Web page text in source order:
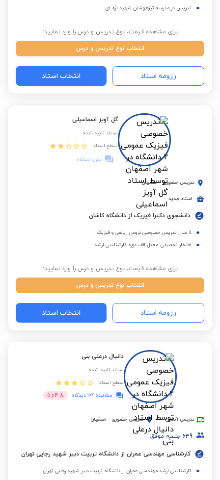
تدریس در مدرسه تیزهوشان شهید اژه ای
برای مشاهده قیمت، نوع تدریس و درس را وارد نمایید:
انتخاب نوع تدریس و درس
رزومه استاد انتخاب استاد
گل آویز اسماعیلی
استاد تایید شده
سطح استاد:
بدون دیدگاه
تدریس حضوری - اصفهان
استاد جدید
دانشجوی دکترا فیزیک از دانشگاه کاشان
8 سال تدریس خصوصی دروس ریاضی و فیزیک
افتخار تحصیلی: معدل الف دوره کارشناسی ارشد
برای مشاهده قیمت، نوع تدریس و درس را وارد نمایید:
انتخاب نوع تدریس و درس
رزومه استاد انتخاب استاد
دانیال درعلی بنی
استاد تایید شده
سطح استاد:
مشاهده 102 دیدگاه
4.8 از 5
تدریس آنلاین تدریس حضوری - اصفهان
639 جلسه موفق
کارشناسی مهندسی عمران از دانشگاه تربیت دبیر شهید رجایی تهران
کارشناسی ارشد مهندسی عمران از دانشگاه تربیت دبیر شهید رجایی تهران